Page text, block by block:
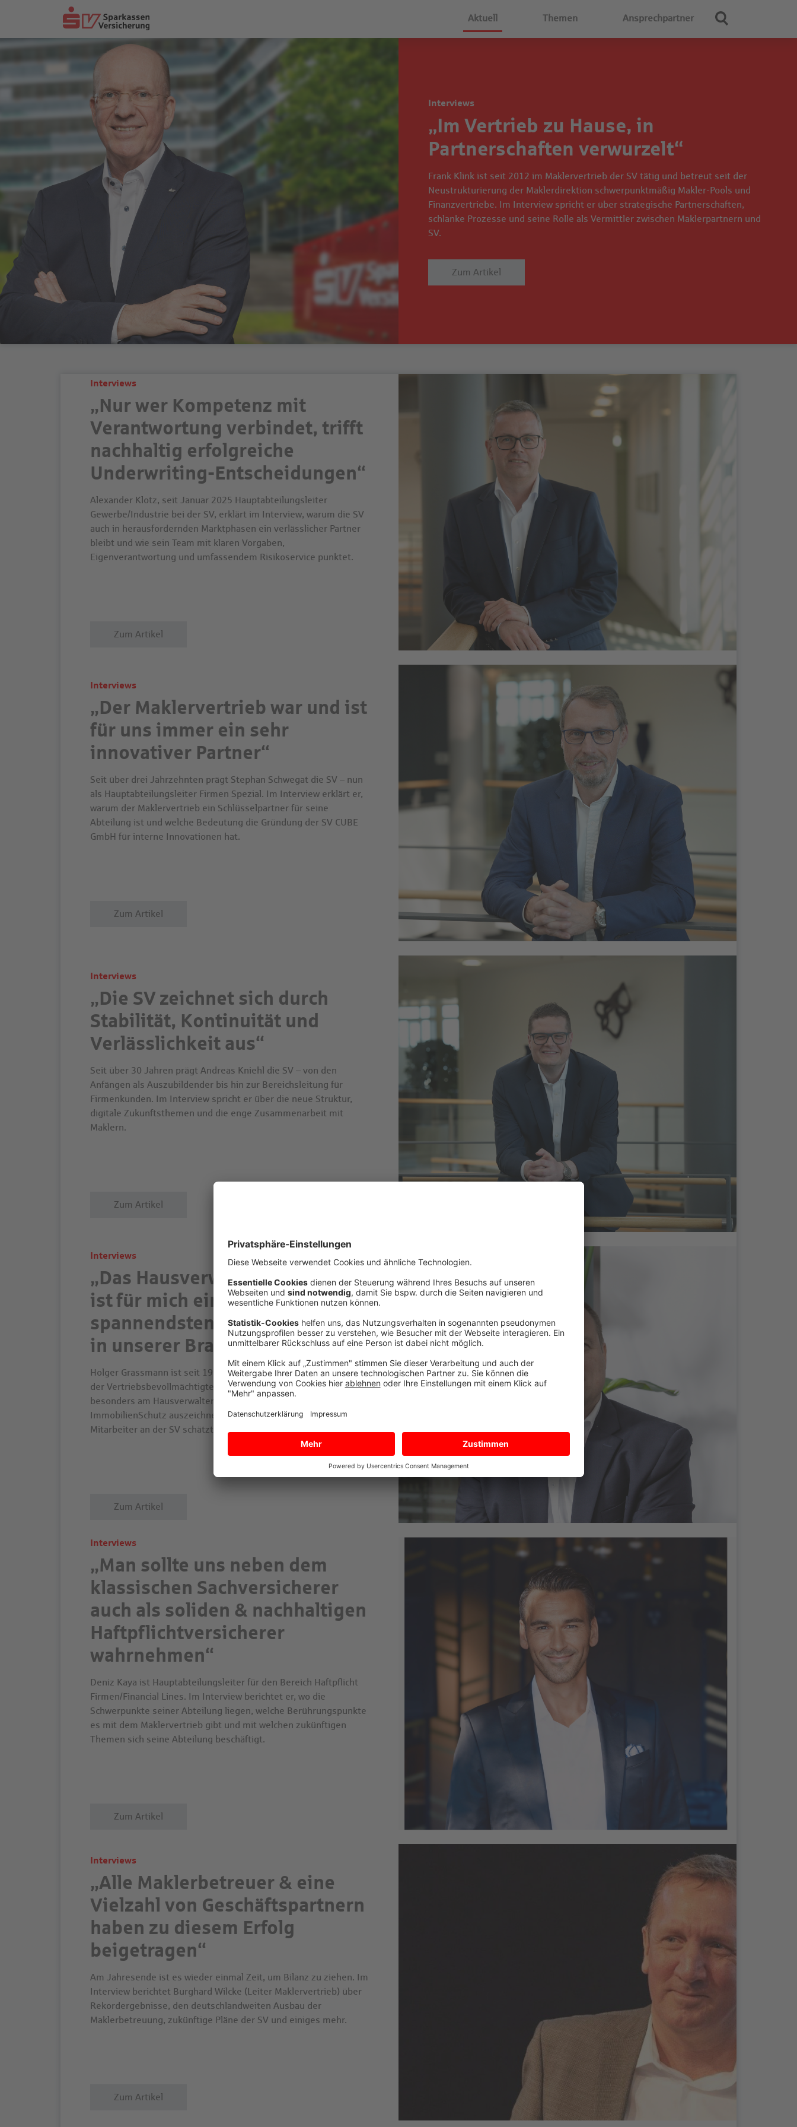
Aktuell Themen Ansprechpartner
Interviews
„Im Vertrieb zu Hause, in
Partnerschaften verwurzelt“
Frank Klink ist seit 2012 im Maklervertrieb der SV tätig und betreut seit der
Neustrukturierung der Maklerdirektion schwerpunktmäßig Makler-Pools und
Finanzvertriebe. Im Interview spricht er über strategische Partnerschaften,
schlanke Prozesse und seine Rolle als Vermittler zwischen Maklerpartnern und
SV.
Zum Artikel
Interviews
„Nur wer Kompetenz mit
Verantwortung verbindet, trifft
nachhaltig erfolgreiche
Underwriting-Entscheidungen“
Alexander Klotz, seit Januar 2025 Hauptabteilungsleiter
Gewerbe/Industrie bei der SV, erklärt im Interview, warum die SV
auch in herausfordernden Marktphasen ein verlässlicher Partner
bleibt und wie sein Team mit klaren Vorgaben,
Eigenverantwortung und umfassendem Risikoservice punktet.
Zum Artikel
Interviews
„Der Maklervertrieb war und ist
für uns immer ein sehr
innovativer Partner“
Seit über drei Jahrzehnten prägt Stephan Schwegat die SV – nun
als Hauptabteilungsleiter Firmen Spezial. Im Interview erklärt er,
warum der Maklervertrieb ein Schlüsselpartner für seine
Abteilung ist und welche Bedeutung die Gründung der SV CUBE
GmbH für interne Innovationen hat.
Zum Artikel
Interviews
„Die SV zeichnet sich durch
Stabilität, Kontinuität und
Verlässlichkeit aus“
Seit über 30 Jahren prägt Andreas Kniehl die SV – von den
Anfängen als Auszubildender bis hin zur Bereichsleitung für
Firmenkunden. Im Interview spricht er über die neue Struktur,
digitale Zukunftsthemen und die enge Zusammenarbeit mit
Maklern.
Zum Artikel
Interviews
„Das Hausverwalter-Segment
ist für mich eins der
spannendsten Geschäftsfelder
in unserer Branche“
Holger Grassmann ist seit 1998 bei der SV. Im Interview erzählt
der Vertriebsbevollmächtigte im Maklervertrieb, was ihn
besonders am Hausverwaltergeschäft reizt, was den SV
ImmobilienSchutz auszeichnet und was er als langjähriger
Mitarbeiter an der SV schätzt.
Zum Artikel
Interviews
„Man sollte uns neben dem
klassischen Sachversicherer
auch als soliden & nachhaltigen
Haftpflichtversicherer
wahrnehmen“
Deniz Kaya ist Hauptabteilungsleiter für den Bereich Haftpflicht
Firmen/Financial Lines. Im Interview berichtet er, wo die
Schwerpunkte seiner Abteilung liegen, welche Berührungspunkte
es mit dem Maklervertrieb gibt und mit welchen zukünftigen
Themen sich seine Abteilung beschäftigt.
Zum Artikel
Interviews
„Alle Maklerbetreuer & eine
Vielzahl von Geschäftspartnern
haben zu diesem Erfolg
beigetragen“
Am Jahresende ist es wieder einmal Zeit, um Bilanz zu ziehen. Im
Interview berichtet Burghard Wilcke (Leiter Maklervertrieb) über
Rekordergebnisse, den deutschlandweiten Ausbau der
Maklerbetreuung, zukünftige Pläne der SV und einiges mehr.
Zum Artikel